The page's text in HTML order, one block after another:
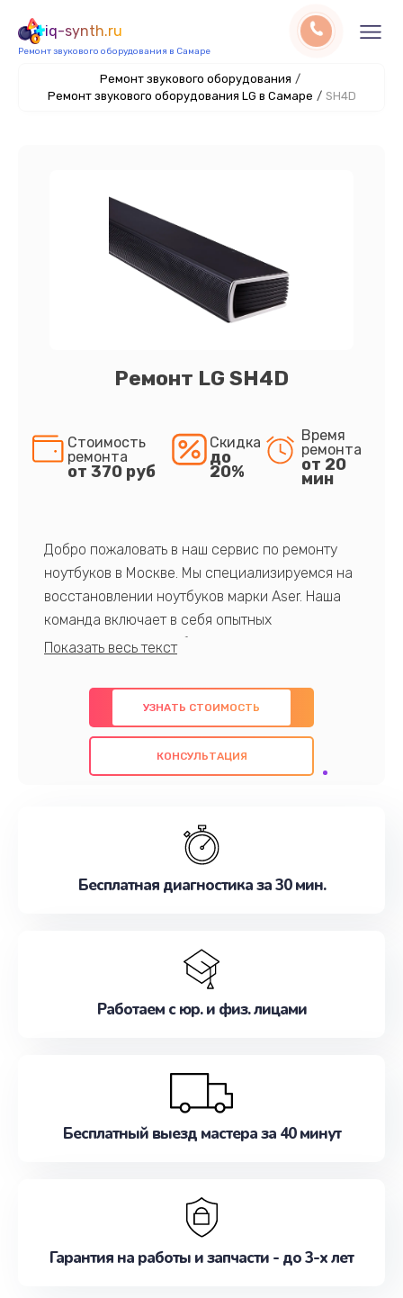
iq-synth.ru
Ремонт звукового оборудования в Самаре
Ремонт звукового оборудования /
Ремонт звукового оборудования LG в Самаре / SH4D
Ремонт LG SH4D
Стоимость
ремонта
от 370 руб
Скидка
до
20%
Время
ремонта
от 20
мин
Добро пожаловать в наш сервис по ремонту
ноутбуков в Москве. Мы специализируемся на
восстановлении ноутбуков марки Aser. Наша
команда включает в себя опытных
профессионалов с обширными знаниями и
предлагаем быстрый и качественный ремонт с
использованием оригинальных компонентов, а
также гарантируем качество всех
проведенных работ. Наша цель - предоставить
наилучшим образом. Не медлите записаться на
УЗНАТЬ СТОИМОСТЬ
КОНСУЛЬТАЦИЯ
Бесплатная диагностика за 30 мин.
Работаем с юр. и физ. лицами
Бесплатный выезд мастера за 40 минут
Гарантия на работы и запчасти - до 3-х лет